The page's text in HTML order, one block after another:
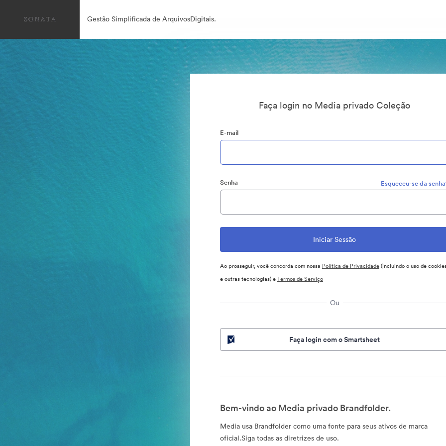
Gestão Simplificada de ArquivosDigitais.
Faça login no Media privado Coleção
E-mail
Senha Esqueceu-se da
Ao prosseguir, você concorda com nossa Política de Privacidade(incluindo o uso de
e outras tecnologias) eTermos de Serviço
Ou
Faça login com o Smartsheet
Bem-vindo ao Media privado Brandfolder.
Media usa Brandfolder como uma fonte para seus ativos de marca
oficial.Siga todas as diretrizes de uso.